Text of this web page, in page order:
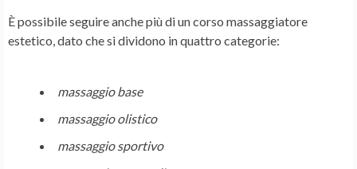
È possibile seguire anche più di un corso massaggiatore
estetico, dato che si dividono in quattro categorie:
massaggio base
massaggio olistico
massaggio sportivo